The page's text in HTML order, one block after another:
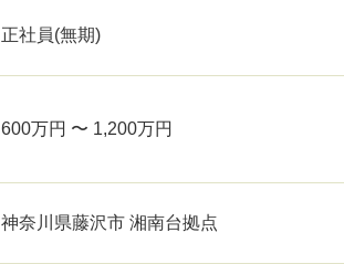
正社員(無期)
600万円 〜 1,200万円
神奈川県藤沢市 湘南台拠点